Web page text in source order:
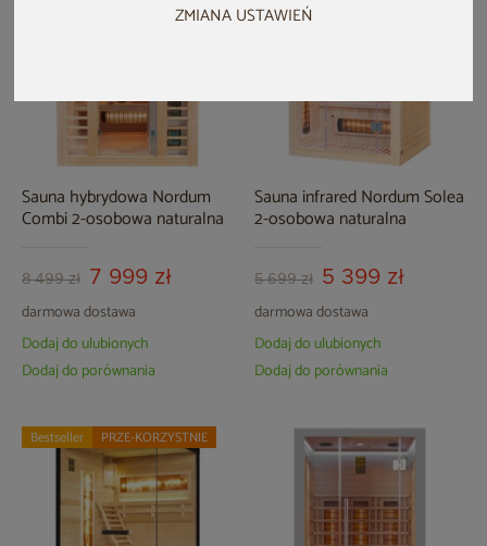
ZMIANA USTAWIEŃ
Sauna hybrydowa Nordum
Combi 2-osobowa naturalna
8 499 zł 7 999 zł
darmowa dostawa
Dodaj do ulubionych
Dodaj do porównania
Sauna infrared Nordum Solea
2-osobowa naturalna
5 699 zł 5 399 zł
darmowa dostawa
Dodaj do ulubionych
Dodaj do porównania
Bestseller PRZE-KORZYSTNIE